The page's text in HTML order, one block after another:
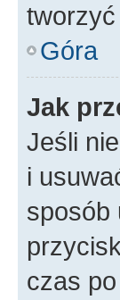
Góra
Jak
Jeśli
i
sposób
czas